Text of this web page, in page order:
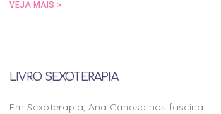
VEJA MAIS >
LIVRO SEXOTERAPIA
Em Sexoterapia, Ana Canosa nos fascina